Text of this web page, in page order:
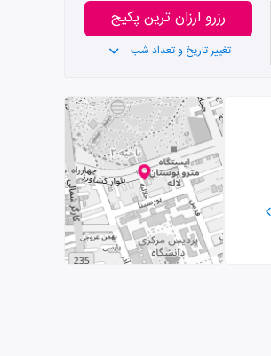
رزرو ارزان ترین پکیج
تغییر تاریخ و تعداد شب